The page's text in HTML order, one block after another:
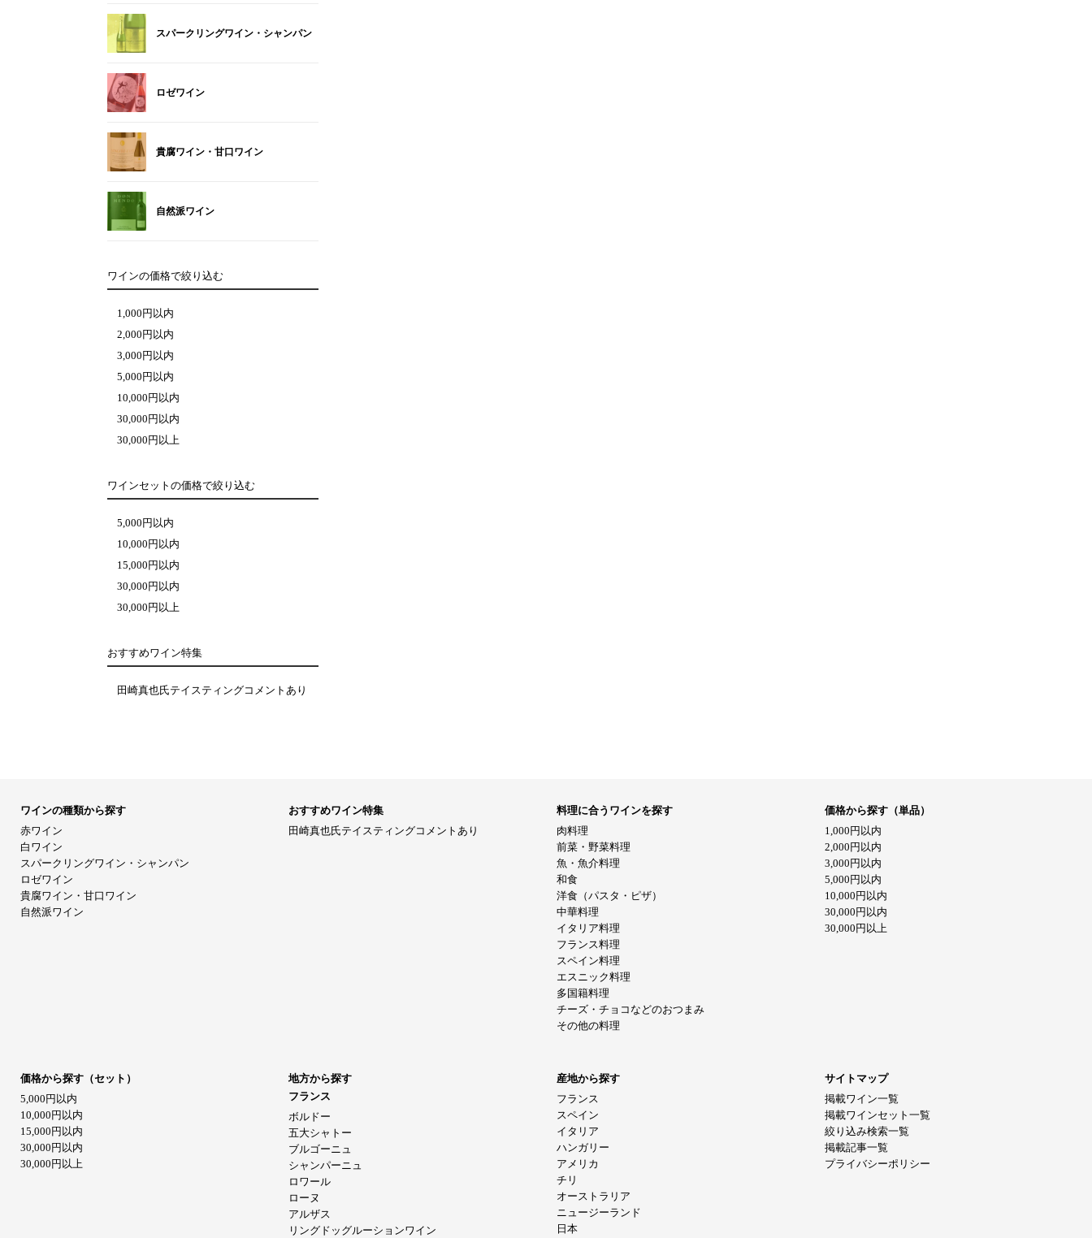
スパークリングワイン・シャンパン
ロゼワイン
貴腐ワイン・甘口ワイン
自然派ワイン
ワインの価格で絞り込む
1,000円以内
2,000円以内
3,000円以内
5,000円以内
10,000円以内
30,000円以内
30,000円以上
ワインセットの価格で絞り込む
5,000円以内
10,000円以内
15,000円以内
30,000円以内
30,000円以上
おすすめワイン特集
田崎真也氏テイスティングコメントあり
ワインの種類から探す
赤ワイン
白ワイン
スパークリングワイン・シャンパン
ロゼワイン
貴腐ワイン・甘口ワイン
自然派ワイン
おすすめワイン特集
田崎真也氏テイスティングコメントあり
料理に合うワインを探す
肉料理
前菜・野菜料理
魚・魚介料理
和食
洋食（パスタ・ピザ）
中華料理
イタリア料理
フランス料理
スペイン料理
エスニック料理
多国籍料理
チーズ・チョコなどのおつまみ
その他の料理
価格から探す（単品）
1,000円以内
2,000円以内
3,000円以内
5,000円以内
10,000円以内
30,000円以内
30,000円以上
価格から探す（セット）
5,000円以内
10,000円以内
15,000円以内
30,000円以内
30,000円以上
地方から探す
フランス
ボルドー
五大シャトー
ブルゴーニュ
シャンパーニュ
ロワール
ローヌ
アルザス
リングドッグルーションワイン
産地から探す
フランス
スペイン
イタリア
ハンガリー
アメリカ
チリ
オーストラリア
ニュージーランド
日本
サイトマップ
掲載ワイン一覧
掲載ワインセット一覧
絞り込み検索一覧
掲載記事一覧
プライバシーポリシー